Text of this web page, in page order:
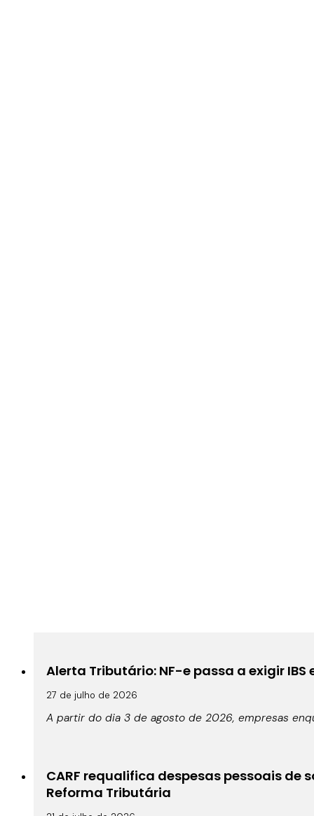
Alerta Tributário: NF-e passa a exigir IBS
27 de julho de 2026
A partir do dia 3 de agosto de 2026, empresas
CARF requalifica despesas pessoais
Reforma Tributária